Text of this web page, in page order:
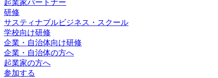
起業家パートナー
研修
サスティナブルビジネス・スクール
学校向け研修
企業・自治体向け研修
企業・自治体の方へ
起業家の方へ
参加する